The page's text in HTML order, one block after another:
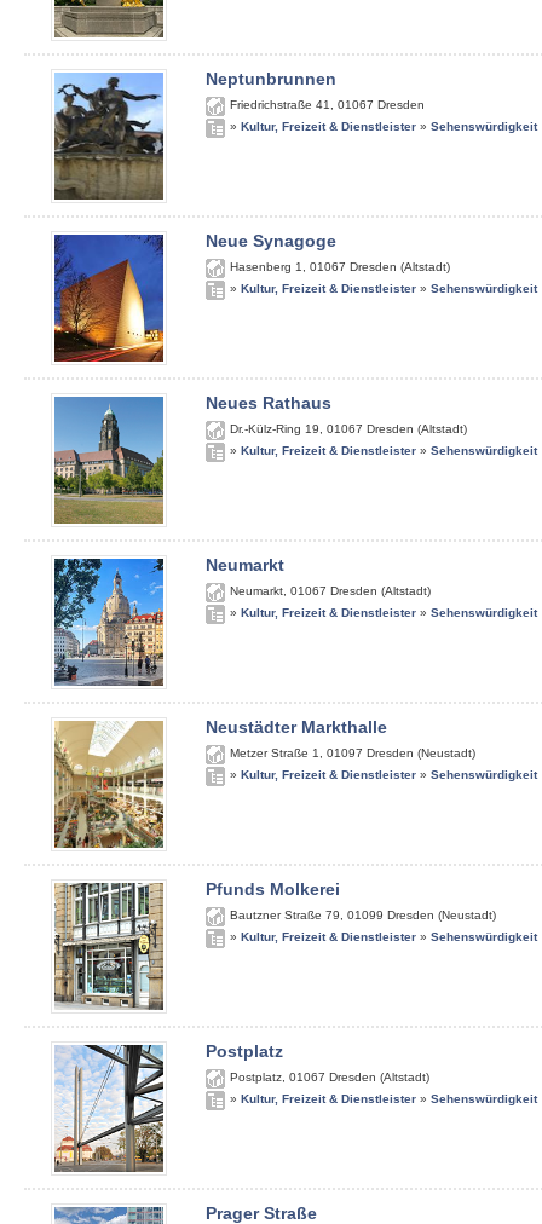
Neptunbrunnen
Friedrichstraße 41 01067 Dresden
» Kultur, Freizeit & Dienstleister » Sehenswürdigkeit
Neue Synagoge
Hasenberg 1 01067 Dresden (Altstadt)
» Kultur, Freizeit & Dienstleister » Sehenswürdigkeit
Neues Rathaus
Dr.-Külz-Ring 19 01067 Dresden (Altstadt)
» Kultur, Freizeit & Dienstleister » Sehenswürdigkeit
Neumarkt
Neumarkt 01067 Dresden (Altstadt)
» Kultur, Freizeit & Dienstleister » Sehenswürdigkeit
Neustädter Markthalle
Metzer Straße 1 01097 Dresden (Neustadt)
» Kultur, Freizeit & Dienstleister » Sehenswürdigkeit
Pfunds Molkerei
Bautzner Straße 79 01099 Dresden (Neustadt)
» Kultur, Freizeit & Dienstleister » Sehenswürdigkeit
Postplatz
Postplatz 01067 Dresden (Altstadt)
» Kultur, Freizeit & Dienstleister » Sehenswürdigkeit
Prager Straße